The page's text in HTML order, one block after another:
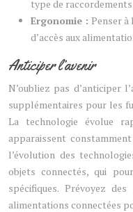
type de
Ergonomie : Penser
d’accès aux
Anticiper l’avenir
N’oubliez pas d’anticiper
supplémentaires pour les
La technologie évolue
apparaissent
l’évolution des
objets connectés, qui
spécifiques. Prévoyez
alimentations connectées